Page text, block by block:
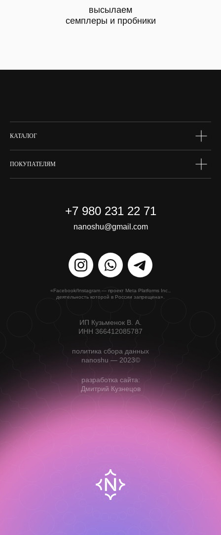
высылаем
семплеры и пробники
КАТАЛОГ
ПОКУПАТЕЛЯМ
«Facebook/Instagram — проект Meta Platforms Inc.,
деятельность которой в России запрещена».
волосы
+7 980 231 22 71
nanoshu@gmail.com
ИП Кузьменок В. А.
ИНН 366412085787
разработка сайта:
Дмитрий Кузнецов
политика сбора данных
nanoshu — 2023©